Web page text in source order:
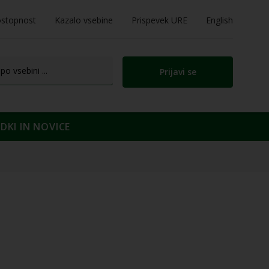
Kazalo vsebine Prispevek URE English
Prijavi se
IN NOVICE